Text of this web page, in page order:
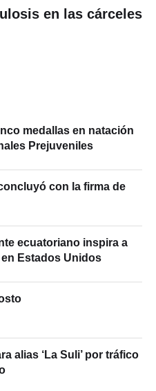
en las cárceles
medallas en natación
Prejuveniles
con la firma de
ecuatoriano inspira a
Estados Unidos
alias ‘La Suli’ por tráfico